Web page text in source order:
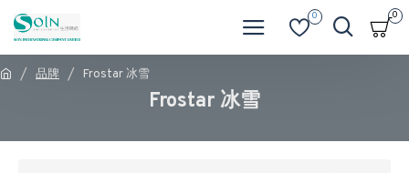
0 0
品牌 Frostar 冰雪
Frostar 冰雪